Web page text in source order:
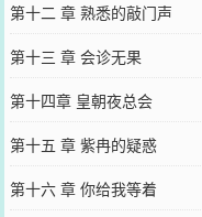
第十二 章 熟悉的敲门声
第十三 章 会诊无果
第十四章 皇朝夜总会
第十五 章 紫冉的疑惑
第十六 章 你给我等着